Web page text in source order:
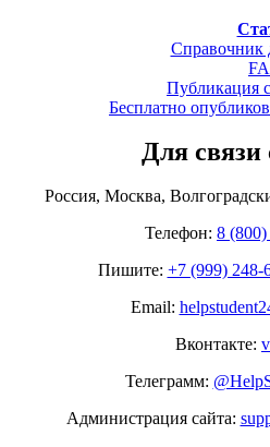
Справочник
Публикация
Бесплатно
Для связи
Россия, Москва,
Телефон: 8
Пишите: +7 (999) 248-
Email:
Вконтакте:
Телеграмм:
Администрация сайта: